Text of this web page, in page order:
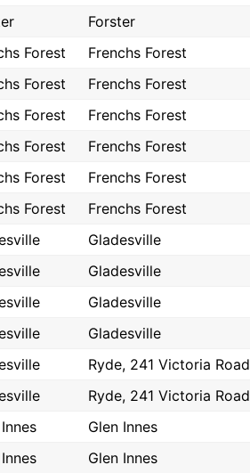
Forster
Forest
Frenchs Forest
Forest
Frenchs Forest
Forest
Frenchs Forest
Forest
Frenchs Forest
Forest
Frenchs Forest
Forest
Frenchs Forest
Gladesville
Gladesville
Gladesville
Gladesville
Ryde, 241 Victoria Road
Ryde, 241 Victoria Road
Glen Innes
Glen Innes